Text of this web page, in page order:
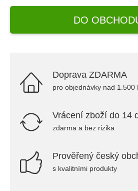
DO
Doprava ZDARMA
pro objednávky nad 1.500
Vrácení zboží do 14
zdarma a bez rizika
Prověřený český
s kvalitními produkty